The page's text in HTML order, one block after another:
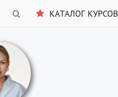
КАТАЛОГ КУРСОВ